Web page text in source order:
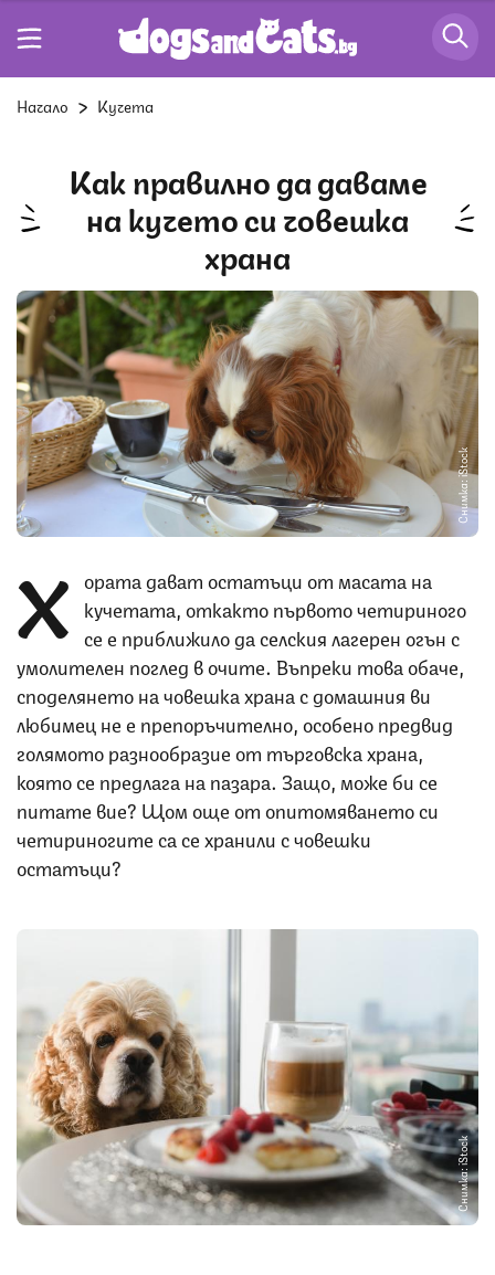
Начало Кучета
Как правилно да даваме
на кучето си човешка
храна
Снимка: iStock
Х ората дават остатъци от масата на
кучетата, откакто първото четириного
се е приближило да селския лагерен огън с
умолителен поглед в очите. Въпреки това обаче,
споделянето на човешка храна с домашния ви
любимец не е препоръчително, особено предвид
голямото разнообразие от търговска храна,
която се предлага на пазара. Защо, може би се
питате вие? Щом още от опитомяването си
четириногите са се хранили с човешки
остатъци?
Снимка: iStock